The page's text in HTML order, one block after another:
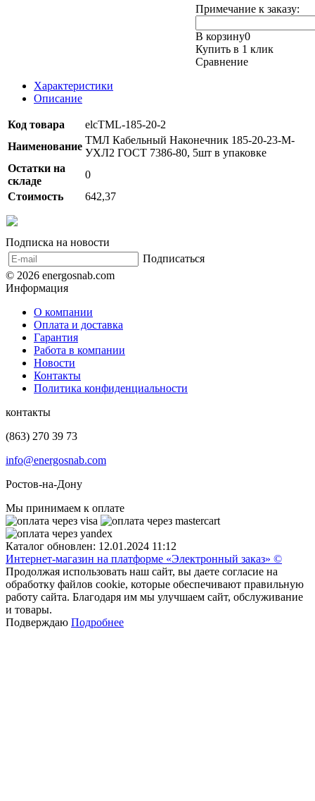
Примечание к заказу:
В корзину0
Купить в 1 клик
Сравнение
Характеристики
Описание
Код товара
elcTML-185-20-2
Наименование
ТМЛ Кабельный Наконечник 185-20-23-М-
УХЛ2 ГОСТ 7386-80, 5шт в упаковке
Остатки на
складе
0
Стоимость
642,37
Подписка на новости
Подписаться
© 2026 energosnab.com
Информация
О компании
Оплата и доставка
Гарантия
Работа в компании
Новости
Контакты
Политика конфиденциальности
контакты
(863) 270 39 73
info@energosnab.com
Ростов-на-Дону
Мы принимаем к оплате
Каталог обновлен: 12.01.2024 11:12
Интернет-магазин на платформе «Электронный заказ» ©
Продолжая использовать наш сайт, вы даете согласие на
обработку файлов cookie, которые обеспечивают правильную
работу сайта. Благодаря им мы улучшаем сайт, обслуживание
и товары.
Подверждаю Подробнее